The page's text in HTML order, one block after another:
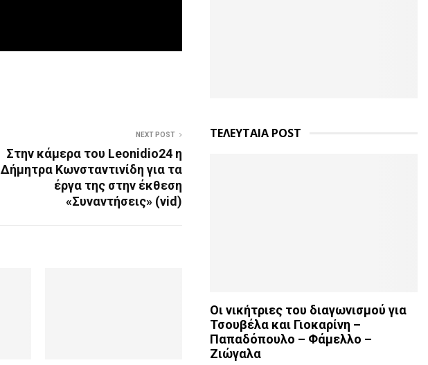
NEXT POST
Στην κάμερα του Leonidio24 η
Δήμητρα Κωνσταντινίδη για τα
έργα της στην έκθεση
«Συναντήσεις» (vid)
ΤΕΛΕΥΤΑΙΑ POST
Οι νικήτριες του διαγωνισμού για
Τσουβέλα και Γιοκαρίνη –
Παπαδόπουλο – Φάμελλο –
Ζιώγαλα